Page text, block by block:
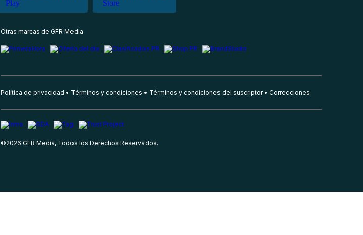
Otras marcas de GFR Media
Política de privacidad Términos y condiciones Términos y condiciones del suscriptor Correcciones
©2026 GFR Media, Todos los Derechos Reservados.